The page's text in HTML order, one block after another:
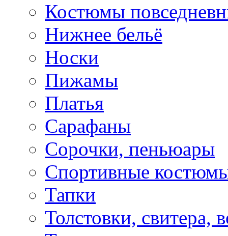
Костюмы
Нижнее бельё
Носки
Пижамы
Платья
Сарафаны
Сорочки, пеньюары
Спортивные
Тапки
Толстовки, свитера,